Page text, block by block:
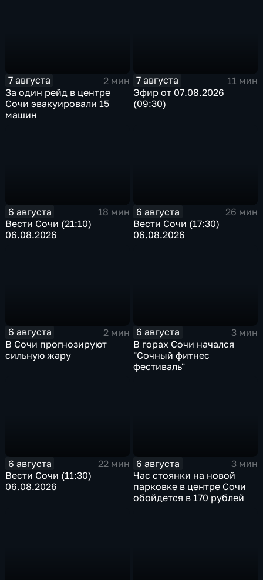
7 августа
2 мин
За один рейд в центре
Сочи эвакуировали 15
машин
7 августа
11 мин
Эфир от 07.08.2026
(09:30)
6 августа
18 мин
Вести Сочи (21:10)
06.08.2026
6 августа
26 мин
Вести Сочи (17:30)
06.08.2026
6 августа
2 мин
В Сочи прогнозируют
сильную жару
6 августа
3 мин
В горах Сочи начался
"Сочный фитнес
фестиваль"
6 августа
22 мин
Вести Сочи (11:30)
06.08.2026
6 августа
3 мин
Час стоянки на новой
парковке в центре Сочи
обойдется в 170 рублей